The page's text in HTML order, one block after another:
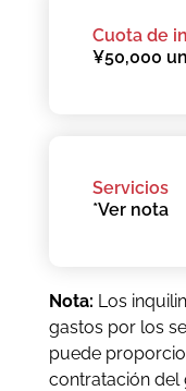
Cuota de
¥50,000
Servicios
*Ver nota
Nota: Los
gastos por los
puede
contratación del